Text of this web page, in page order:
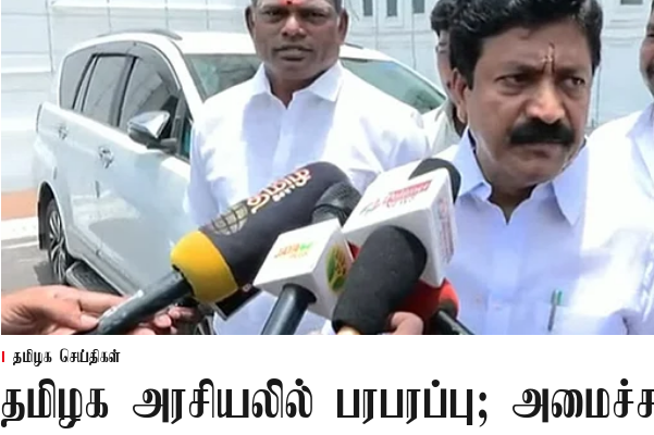
தமிழக செய்திகள்
தமிழக அரசியலில் பரபரப்பு;